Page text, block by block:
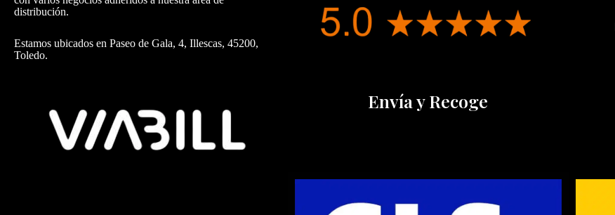
distribución.
Estamos ubicados en Paseo de Gala, 4, Illescas, 45200,
Toledo.
Envía y Recoge